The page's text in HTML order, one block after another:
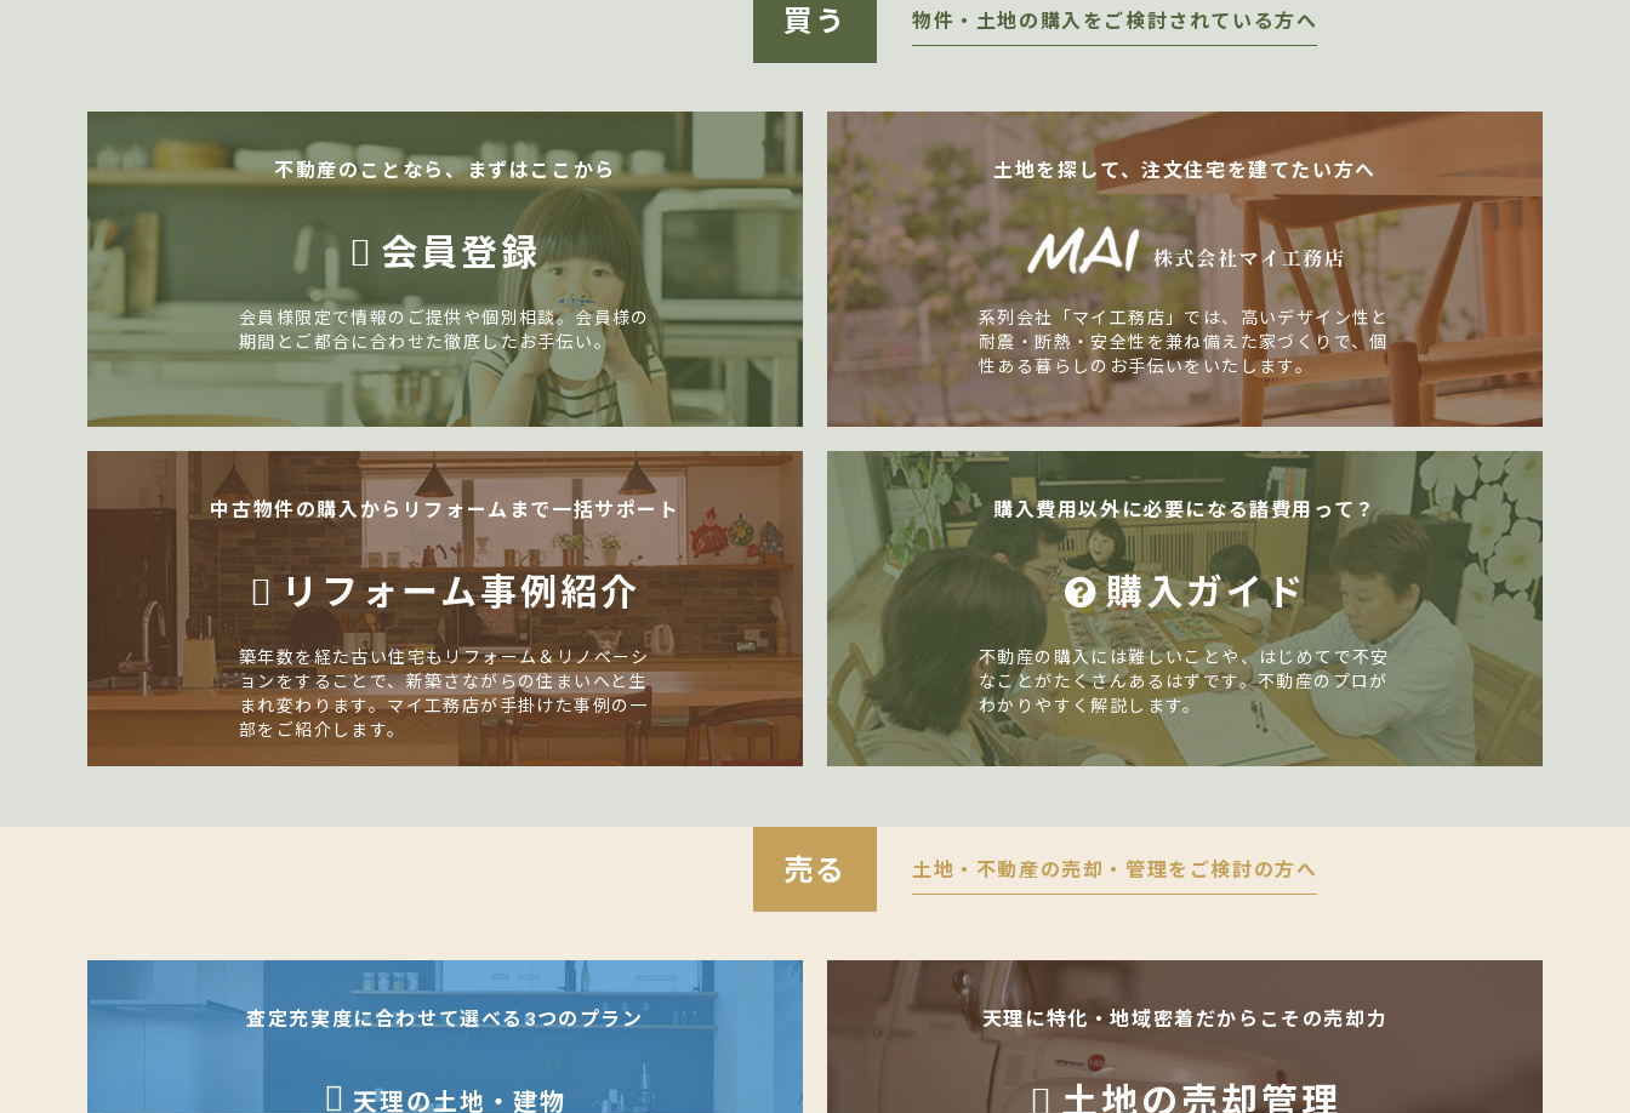
買う 物件・土地の購入をご検討されている方へ
不動産のことなら、まずはここから
会員登録
会員様限定で情報のご提供や個別相談。会員様の
期間とご都合に合わせた徹底したお手伝い。
土地を探して、注文住宅を建てたい方へ
系列会社「マイ工務店」では、高いデザイン性と
耐震・断熱・安全性を兼ね備えた家づくりで、個
性ある暮らしのお手伝いをいたします。
中古物件の購入からリフォームまで一括サポート
リフォーム事例紹介
築年数を経た古い住宅もリフォーム＆リノベーシ
ョンをすることで、新築さながらの住まいへと生
まれ変わります。マイ工務店が手掛けた事例の一
部をご紹介します。
購入費用以外に必要になる諸費用って？
購入ガイド
不動産の購入には難しいことや、はじめてで不安
なことがたくさんあるはずです。不動産のプロが
わかりやすく解説します。
売る 土地・不動産の売却・管理をご検討の方へ
査定充実度に合わせて選べる3つのプラン
天理の土地・建物
天理に特化・地域密着だからこその売却力
土地の売却管理